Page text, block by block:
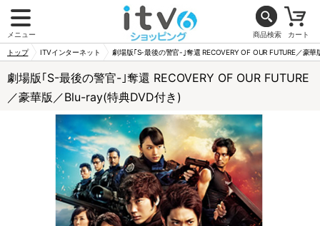
メニュー 商品検索 カート
トップ ITVインターネット 劇場版｢S-最後の警官-｣奪還 RECOVERY OF OUR FUTURE／豪
劇場版｢S-最後の警官-｣奪還 RECOVERY OF OUR FUTURE
／豪華版／Blu-ray(特典DVD付き)